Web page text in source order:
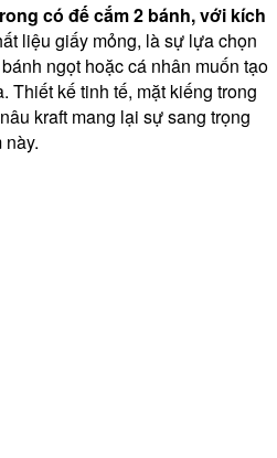
có đế cắm 2 bánh, với kích
liệu giấy mỏng, là sự lựa chọn
ngọt hoặc cá nhân muốn tạo
Thiết kế tinh tế, mặt kiếng trong
kraft mang lại sự sang trọng